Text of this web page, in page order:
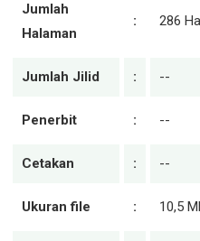
Jumlah
Halaman
: 286
Jumlah Jilid : --
Penerbit : --
Cetakan : --
Ukuran file : 10,5